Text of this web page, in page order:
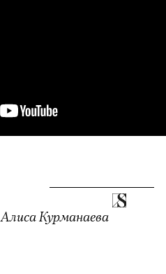
Алиса Курманаева